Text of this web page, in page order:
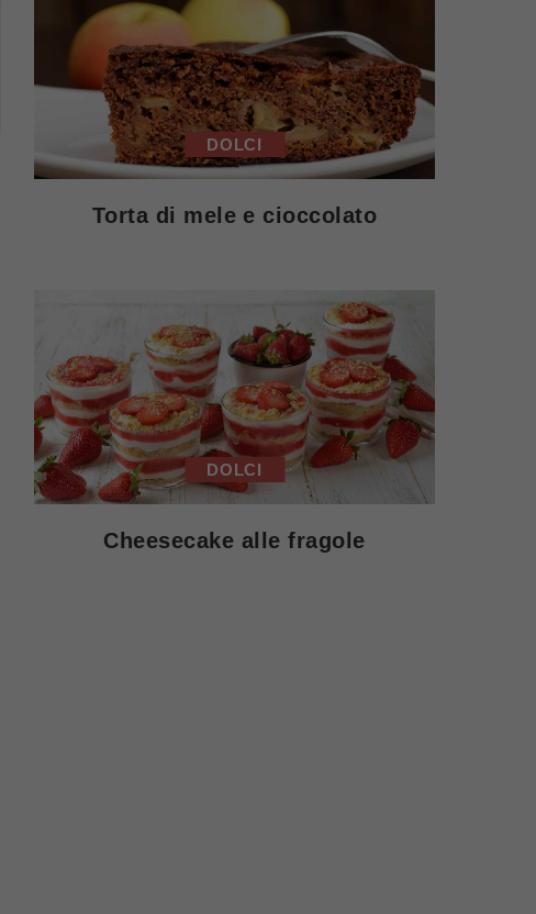
DOLCI
Torta di mele e cioccolato
DOLCI
Cheesecake alle fragole